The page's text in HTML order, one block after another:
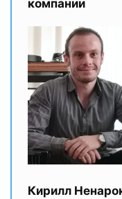
компании
Кирилл